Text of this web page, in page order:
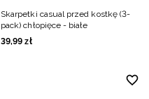
Skarpetki casual przed kostkę (3-
pack) chłopięce - białe
39,99 zł